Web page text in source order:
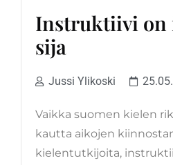
Instruktiivi on
sija
Jussi Ylikoski
Vaikka suomen kielen
kautta aikojen
kielentutkijoita,